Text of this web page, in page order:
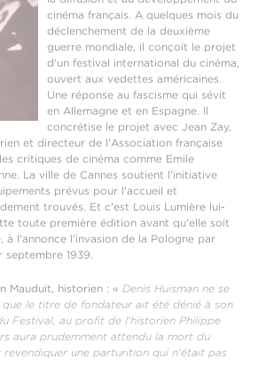
cinéma français. A quelques mois du
déclenchement de la deuxième
guerre mondiale, il conçoit le projet
d'un festival international du cinéma,
ouvert aux vedettes américaines.
Une réponse au fascisme qui sévit
en Allemagne et en Espagne. Il
concrétise le projet avec Jean Zay,
et directeur de l'Association française
critiques de cinéma comme Emile
La ville de Cannes soutient l'initiative
prévus pour l'accueil et
trouvés. Et c'est Louis Lumière lui-
toute première édition avant qu'elle soit
à l'annonce l'invasion de la Pologne par
septembre 1939.
Mauduit, historien : « Denis Huisman ne se
le titre de fondateur ait été dénié à son
Festival, au profit de l'historien Philippe
aura prudemment attendu la mort du
une parturition qui n'était pas